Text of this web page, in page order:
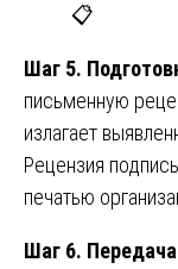
📋
Шаг 5.
письменную
излагает
Рецензия
печатью
Шаг 6. Передача